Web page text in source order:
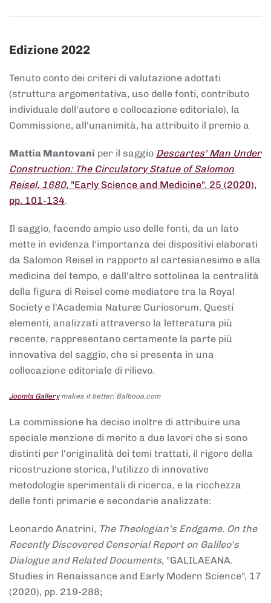
Edizione 2022
Tenuto conto dei criteri di valutazione adottati
(struttura argomentativa, uso delle fonti, contributo
individuale dell'autore e collocazione editoriale), la
Commissione, all'unanimità, ha attribuito il premio a
Mattia Mantovani per il saggio Descartes' Man Under
Construction: The Circulatory Statue of Salomon
Reisel, 1680, "Early Science and Medicine", 25 (2020),
pp. 101-134.
Il saggio, facendo ampio uso delle fonti, da un lato
mette in evidenza l'importanza dei dispositivi elaborati
da Salomon Reisel in rapporto al cartesianesimo e alla
medicina del tempo, e dall'altro sottolinea la centralità
della figura di Reisel come mediatore tra la Royal
Society e l'Academia Naturæ Curiosorum. Questi
elementi, analizzati attraverso la letteratura più
recente, rappresentano certamente la parte più
innovativa del saggio, che si presenta in una
collocazione editoriale di rilievo.
Joomla Gallerymakes it better. Balbooa.com
La commissione ha deciso inoltre di attribuire una
speciale menzione di merito a due lavori che si sono
distinti per l'originalità dei temi trattati, il rigore della
ricostruzione storica, l'utilizzo di innovative
metodologie sperimentali di ricerca, e la ricchezza
delle fonti primarie e secondarie analizzate:
Leonardo Anatrini, The Theologian's Endgame. On the
Recently Discovered Censorial Report on Galileo's
Dialogue and Related Documents, "GALILAEANA.
Studies in Renaissance and Early Modern Science", 17
(2020), pp. 219-288;